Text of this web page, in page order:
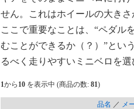
せん。これはホイールの大き
ここで重要なことは、“ペダル
むことができるか（？）”と
るべく走りやすいミニベロを
1から 10 を表示中 (商品の数: 81)
品名 ／ メ